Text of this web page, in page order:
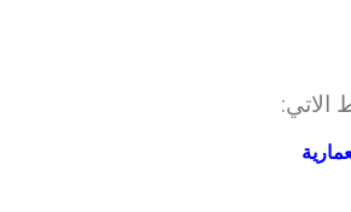
الاتي: